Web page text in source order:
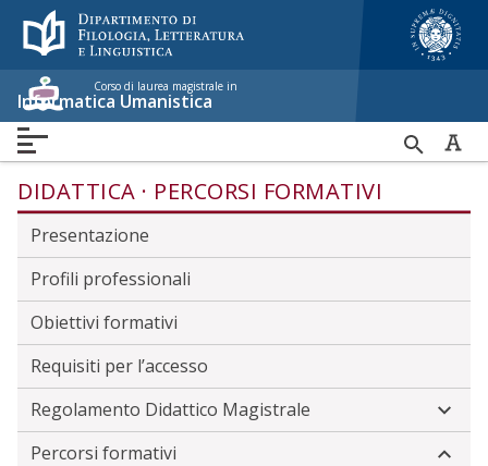
Menù accessibilità
to main menu
to content
Corso di laurea magistrale in
Informatica Umanistica
PER
DIDATTICA PERCORSI FORMATIVI
Presentazione
Profili professionali
Obiettivi formativi
Requisiti per l’accesso
Regolamento Didattico Magistrale
Percorsi formativi